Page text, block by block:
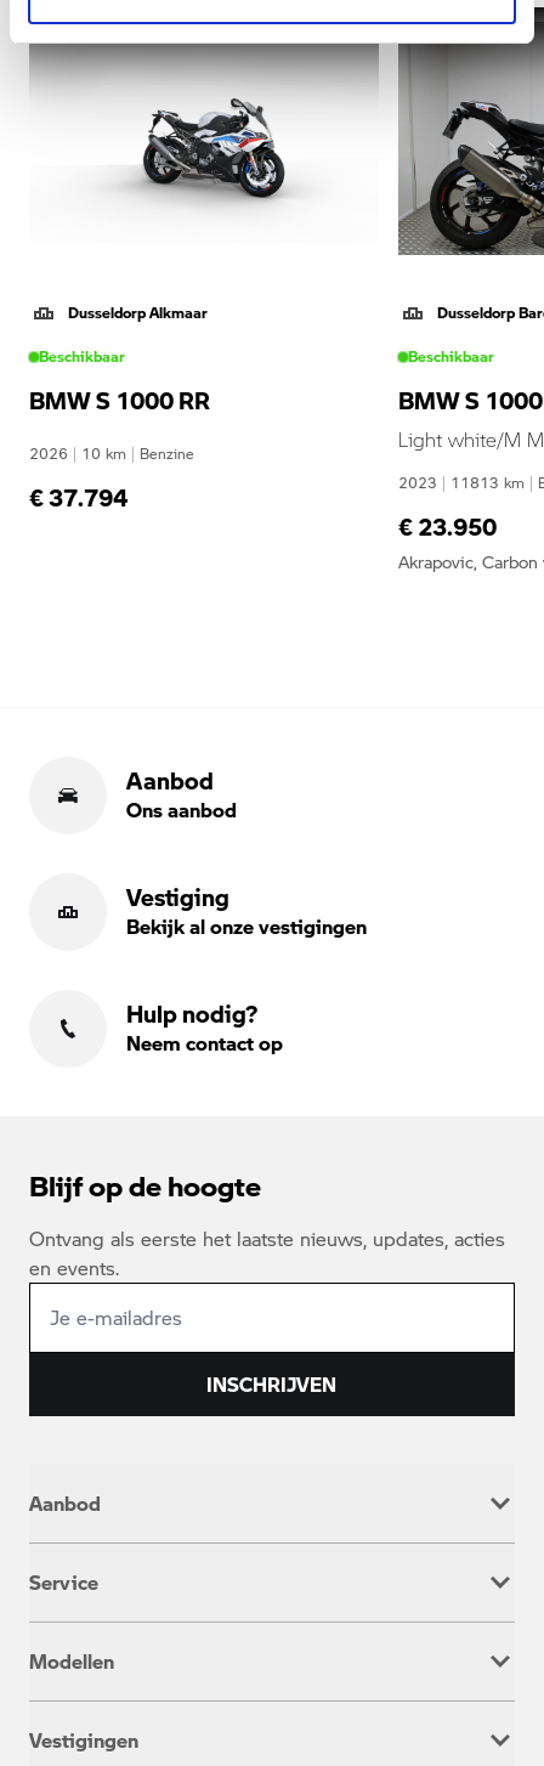
Dusseldorp Alkmaar
Beschikbaar
BMW S 1000 RR
2026 | 10 km | Benzine
€ 37.794
Dusseldorp
Beschikbaar
BMW S
Light white/M
2023 | 11813 km |
€ 23.950
Akrapovic, Carbon
Aanbod
Ons aanbod
Vestiging
Bekijk al onze vestigingen
Hulp nodig?
Neem contact op
Blijf op de hoogte
Ontvang als eerste het laatste nieuws, updates, acties
en events.
INSCHRIJVEN
Aanbod
Occasion
Service
Onderhoud & Reparatie
Service inclusive
Aanhanger verhuur
Modellen
Heritage
Vestigingen